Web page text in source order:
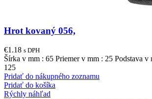
Hrot kovaný 056,
€1.18 s DPH
Šírka v mm : 65 Priemer v mm : 25 Podstava
125
Pridať do nákupného zoznamu
Pridať do košíka
Rýchly náhľad